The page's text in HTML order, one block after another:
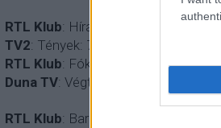
RTL Klub: Híradó: 885 469 (24,4%)
TV2: Tények: 797 587 (21,5%)
RTL Klub: Fókusz: 714 733 (17,8%),
Duna TV: Végtelen szerelem: 350 319
RTL Klub: Barátok közt: 859 547